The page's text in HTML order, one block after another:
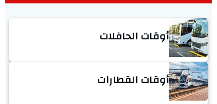
أوقات الحافلات
أوقات القطارات